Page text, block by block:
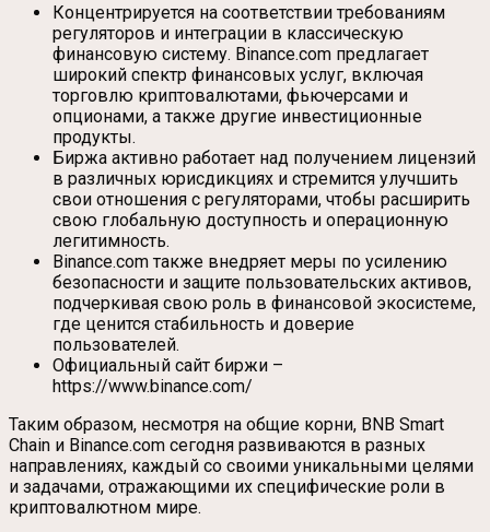
Концентрируется на соответствии требованиям
регуляторов и интеграции в классическую
финансовую систему. Binance.com предлагает
широкий спектр финансовых услуг, включая
торговлю криптовалютами, фьючерсами и
опционами, а также другие инвестиционные
продукты.
Биржа активно работает над получением лицензий
в различных юрисдикциях и стремится улучшить
свои отношения с регуляторами, чтобы расширить
свою глобальную доступность и операционную
легитимность.
Binance.com также внедряет меры по усилению
безопасности и защите пользовательских активов,
подчеркивая свою роль в финансовой экосистеме,
где ценится стабильность и доверие
пользователей.
Официальный сайт биржи –
https://www.binance.com/
Таким образом, несмотря на общие корни, BNB Smart
Chain и Binance.com сегодня развиваются в разных
направлениях, каждый со своими уникальными целями
и задачами, отражающими их специфические роли в
криптовалютном мире.